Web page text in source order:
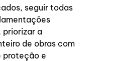
seguir todas
priorizar a
de obras com
proteção e